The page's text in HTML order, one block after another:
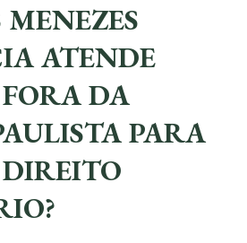
ATENDE
DA
PARA
DIREITO